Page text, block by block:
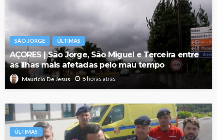
SÃO JORGE ÚLTIMAS
AÇORES | São Jorge, São Miguel e Terceira entre
as ilhas mais afetadas pelo mau tempo
Mauricio De Jesus 8 horas atrás
ÚLTIMAS